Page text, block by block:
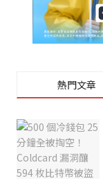
熱門文章